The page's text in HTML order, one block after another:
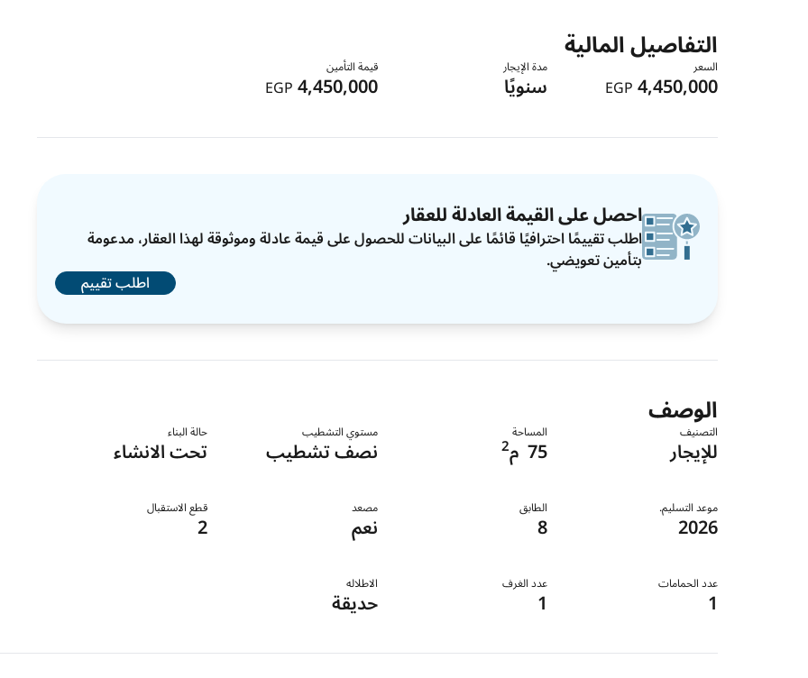
التفاصيل المالية
السعر
4,450,000
EGP
مدة الإيجار
سنويًا
قيمة التأمين
4,450,000
EGP
احصل على القيمة العادلة للعقار
اطلب تقييمًا احترافيًا قائمًا على البيانات للحصول على قيمة عادلة وموثوقة لهذا العقار، مدعومة
بتأمين تعويضي.
اطلب تقييم
الوصف
التصنيف
للإيجار
المساحة
75 م2 مستوي التشطيب
نصف تشطيب
حالة البناء
تحت الانشاء
موعد التسليم.
2026
الطابق
8
مصعد
نعم
قطع الاستقبال
2
عدد الحمامات
1
عدد الغرف
1
الاطلاله
حديقة